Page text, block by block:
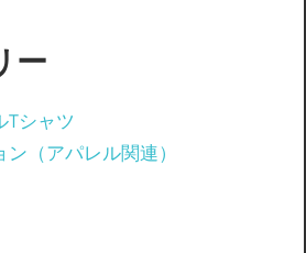
ー
Tシャツ
（アパレル関連）